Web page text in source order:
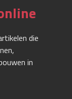
die
in